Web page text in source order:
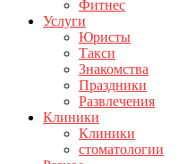
Фитнес
Услуги
Юристы
Такси
Знакомства
Праздники
Развлечения
Клиники
Клиники
стоматологии